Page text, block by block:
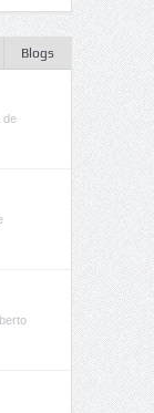
Blogs
de